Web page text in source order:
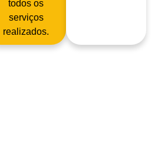
todos os
serviços
realizados.